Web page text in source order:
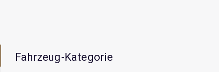
Fahrzeug-Kategorie